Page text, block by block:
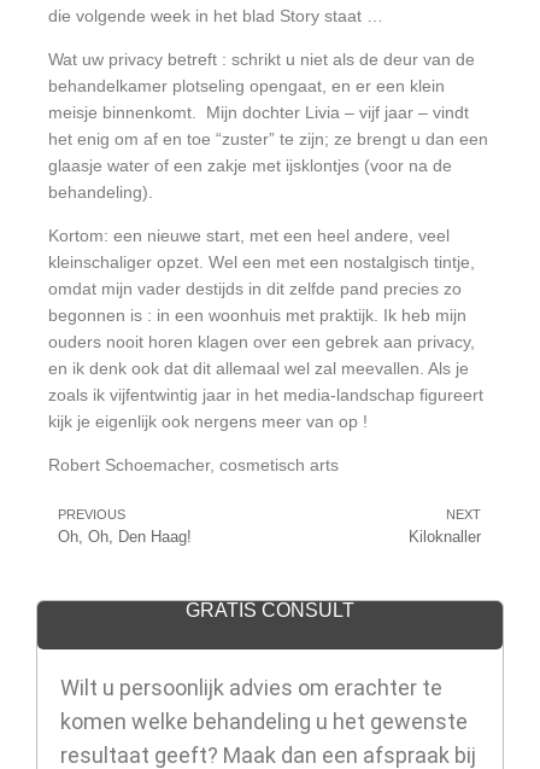
die volgende week in het blad Story staat …
Wat uw privacy betreft : schrikt u niet als de deur van de
behandelkamer plotseling opengaat, en er een klein
meisje binnenkomt. Mijn dochter Livia – vijf jaar – vindt
het enig om af en toe “zuster” te zijn; ze brengt u dan een
glaasje water of een zakje met ijsklontjes (voor na de
behandeling).
Kortom: een nieuwe start, met een heel andere, veel
kleinschaliger opzet. Wel een met een nostalgisch tintje,
omdat mijn vader destijds in dit zelfde pand precies zo
begonnen is : in een woonhuis met praktijk. Ik heb mijn
ouders nooit horen klagen over een gebrek aan privacy,
en ik denk ook dat dit allemaal wel zal meevallen. Als je
zoals ik vijfentwintig jaar in het media-landschap figureert
kijk je eigenlijk ook nergens meer van op !
Robert Schoemacher, cosmetisch arts
PREVIOUS
Oh, Oh, Den Haag!
NEXT
Kiloknaller
GRATIS CONSULT
Wilt u persoonlijk advies om erachter te
komen welke behandeling u het gewenste
resultaat geeft? Maak dan een afspraak bij